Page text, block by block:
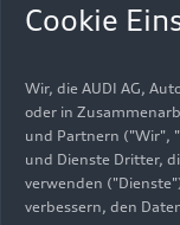
„1-2-4-5-3:
Jahre Audi
r“ Neue
Cookie
Wir, die AUDI AG,
oder in
und Partnern ("Wir",
und Dienste Dritter,
verwenden
verbessern, den